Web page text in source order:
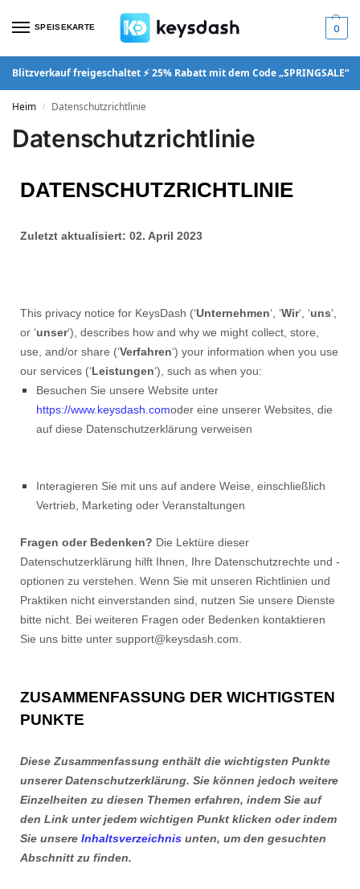
SPEISEKARTE 0
Blitzverkauf freigeschaltet ⚡ 25% Rabatt mit dem Code „SPRINGSALE“
Heim / Datenschutzrichtlinie
Datenschutzrichtlinie
DATENSCHUTZRICHTLINIE
Zuletzt aktualisiert: 02. April 2023
This privacy notice for KeysDash (‘Unternehmen‘, ‘Wir‘, ‘uns‘,
or ‘unser‘), describes how and why we might collect, store,
use, and/or share (‘Verfahren‘) your information when you use
our services (‘Leistungen‘), such as when you:
Besuchen Sie unsere Website unter
https://www.keysdash.comoder eine unserer Websites, die
auf diese Datenschutzerklärung verweisen
Interagieren Sie mit uns auf andere Weise, einschließlich
Vertrieb, Marketing oder Veranstaltungen
Fragen oder Bedenken? Die Lektüre dieser
Datenschutzerklärung hilft Ihnen, Ihre Datenschutzrechte und -
optionen zu verstehen. Wenn Sie mit unseren Richtlinien und
Praktiken nicht einverstanden sind, nutzen Sie unsere Dienste
bitte nicht. Bei weiteren Fragen oder Bedenken kontaktieren
Sie uns bitte unter support@keysdash.com.
ZUSAMMENFASSUNG DER WICHTIGSTEN
PUNKTE
Diese Zusammenfassung enthält die wichtigsten Punkte
unserer Datenschutzerklärung. Sie können jedoch weitere
Einzelheiten zu diesen Themen erfahren, indem Sie auf
den Link unter jedem wichtigen Punkt klicken oder indem
Sie unsere Inhaltsverzeichnis unten, um den gesuchten
Abschnitt zu finden.